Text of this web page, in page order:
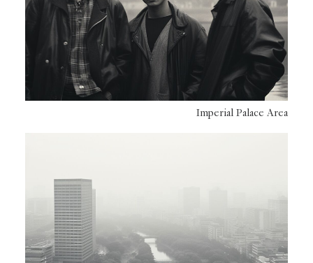
Imperial Palace Area